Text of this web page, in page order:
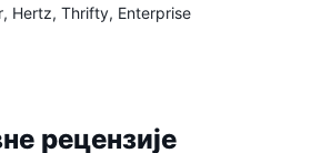
Hertz Thrifty Enterprise
рецензије